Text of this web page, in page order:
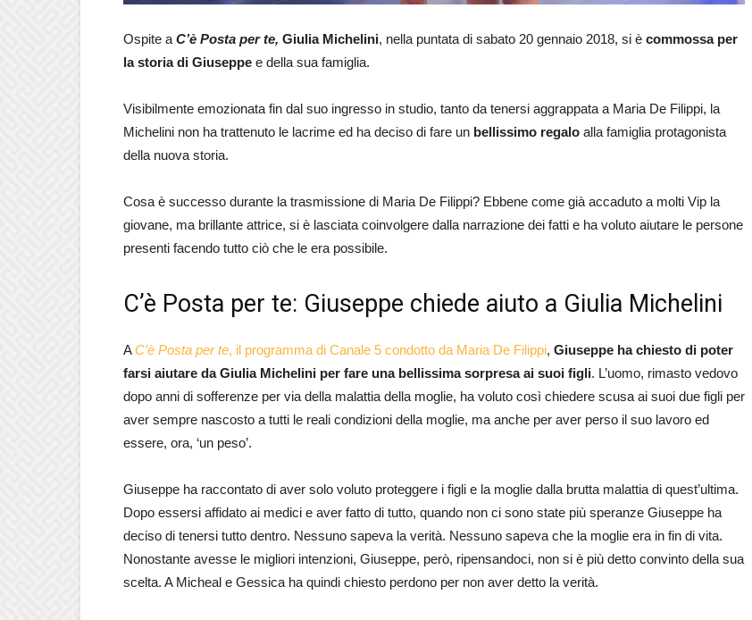
Ospite a C’è Posta per te, Giulia Michelini, nella puntata di sabato 20 gennaio 2018, si è commossa per
la storia di Giuseppe e della sua famiglia.
Visibilmente emozionata fin dal suo ingresso in studio, tanto da tenersi aggrappata a Maria De Filippi, la
Michelini non ha trattenuto le lacrime ed ha deciso di fare un bellissimo regalo alla famiglia protagonista
della nuova storia.
Cosa è successo durante la trasmissione di Maria De Filippi? Ebbene come già accaduto a molti Vip la
giovane, ma brillante attrice, si è lasciata coinvolgere dalla narrazione dei fatti e ha voluto aiutare le persone
presenti facendo tutto ciò che le era possibile.
C’è Posta per te: Giuseppe chiede aiuto a Giulia Michelini
AC’è Posta per te, il programma di Canale 5 condotto da Maria De Filippi, Giuseppe ha chiesto di poter
farsi aiutare da Giulia Michelini per fare una bellissima sorpresa ai suoi figli. L’uomo, rimasto vedovo
dopo anni di sofferenze per via della malattia della moglie, ha voluto così chiedere scusa ai suoi due figli per
aver sempre nascosto a tutti le reali condizioni della moglie, ma anche per aver perso il suo lavoro ed
essere, ora, ‘un peso’.
Giuseppe ha raccontato di aver solo voluto proteggere i figli e la moglie dalla brutta malattia di quest’ultima.
Dopo essersi affidato ai medici e aver fatto di tutto, quando non ci sono state più speranze Giuseppe ha
deciso di tenersi tutto dentro. Nessuno sapeva la verità. Nessuno sapeva che la moglie era in fin di vita.
Nonostante avesse le migliori intenzioni, Giuseppe, però, ripensandoci, non si è più detto convinto della sua
scelta. A Micheal e Gessica ha quindi chiesto perdono per non aver detto la verità.